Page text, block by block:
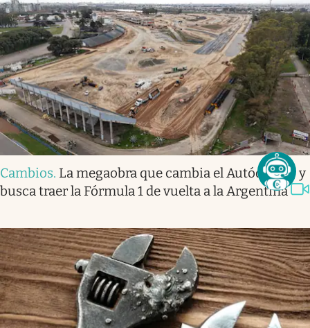
Cambios. La megaobra que cambia el Autódromo y
busca traer la Fórmula 1 de vuelta a la Argentina